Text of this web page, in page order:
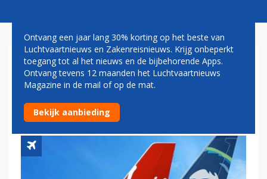
TOPMAN ALASKA AIRLINES
NIEUWE BAAS VIRGIN
AMERICA
Ontvang een jaar lang 30% korting op het beste van
Luchtvaartnieuws en Zakenreisnieuws. Krijg onbeperkt
toegang tot al het nieuws en de bijbehorende Apps.
Ontvang tevens 12 maanden het Luchtvaartnieuws
Magazine in de mail of op de mat.
Bekijk aanbieding